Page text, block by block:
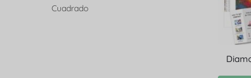
Cuadrado